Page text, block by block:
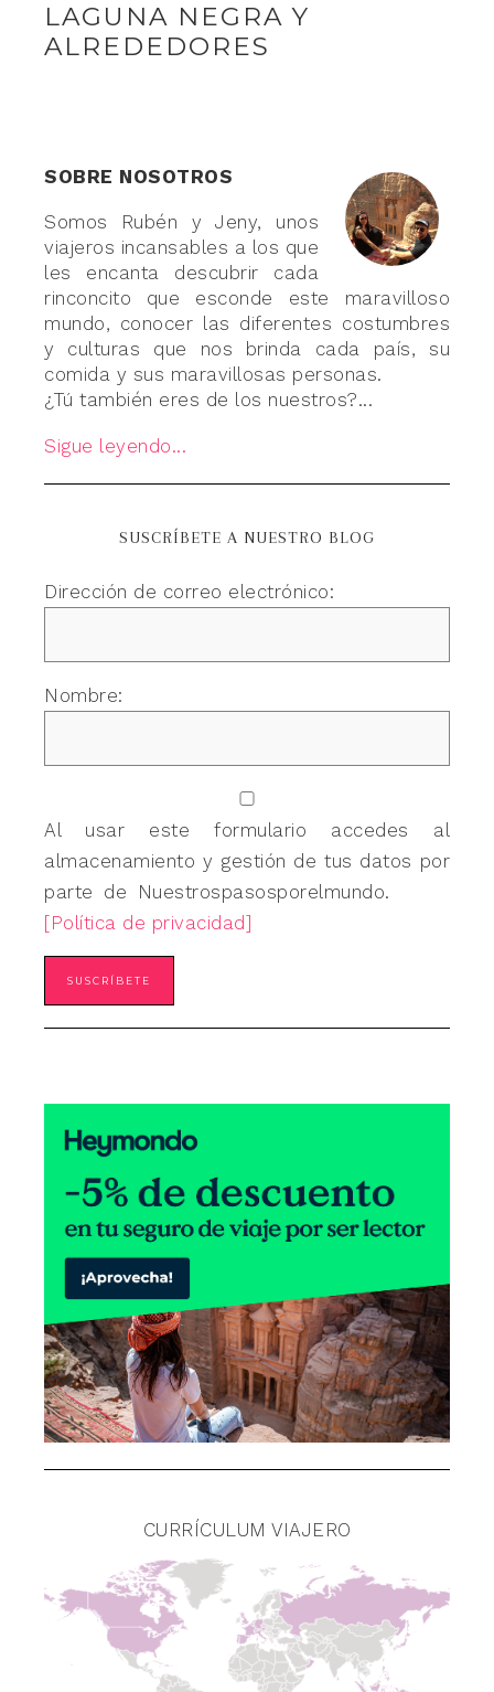
LAGUNA NEGRA Y
ALREDEDORES
SOBRE NOSOTROS
Somos Rubén y Jeny, unos
viajeros incansables a los que
les encanta descubrir cada
rinconcito que esconde este maravilloso
mundo, conocer las diferentes costumbres
y culturas que nos brinda cada país, su
comida y sus maravillosas personas.
¿Tú también eres de los nuestros?...
Sigue leyendo...
SUSCRÍBETE A NUESTRO BLOG
Dirección de correo electrónico:
Nombre:
Al usar este formulario accedes al
almacenamiento y gestión de tus datos por
parte de Nuestrospasosporelmundo.
[Política de privacidad]
CURRÍCULUM VIAJERO